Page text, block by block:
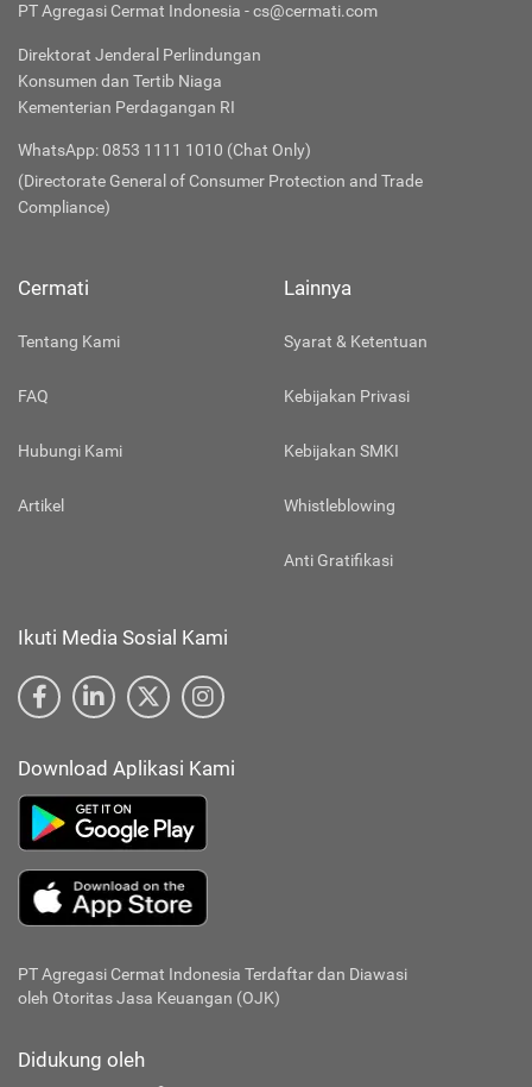
PT Agregasi Cermat Indonesia - cs@cermati.com
Direktorat Jenderal Perlindungan
Konsumen dan Tertib Niaga
Kementerian Perdagangan RI
WhatsApp: 0853 1111 1010 (Chat Only)
(Directorate General of Consumer Protection and Trade
Compliance)
Cermati
Tentang Kami
FAQ
Hubungi Kami
Artikel
Lainnya
Syarat & Ketentuan
Kebijakan Privasi
Kebijakan SMKI
Whistleblowing
Anti Gratifikasi
Ikuti Media Sosial Kami
Download Aplikasi Kami
PT Agregasi Cermat Indonesia Terdaftar dan Diawasi
oleh Otoritas Jasa Keuangan (OJK)
Didukung oleh